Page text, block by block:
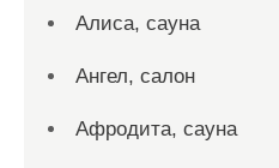
Алиса, сауна
Ангел, салон
Афродита, сауна